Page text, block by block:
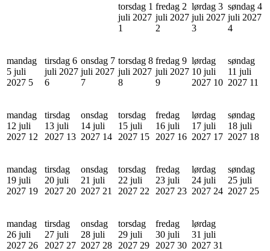
torsdag 1
juli 2027
1
fredag 2
juli 2027
2
lørdag 3
juli 2027
3
søndag 4
juli 2027
4
mandag
5 juli
2027 5
tirsdag 6
juli 2027
6
onsdag 7
juli 2027
7
torsdag 8
juli 2027
8
fredag 9
juli 2027
9
lørdag
10 juli
2027 10
søndag
11 juli
2027 11
mandag
12 juli
2027 12
tirsdag
13 juli
2027 13
onsdag
14 juli
2027 14
torsdag
15 juli
2027 15
fredag
16 juli
2027 16
lørdag
17 juli
2027 17
søndag
18 juli
2027 18
mandag
19 juli
2027 19
tirsdag
20 juli
2027 20
onsdag
21 juli
2027 21
torsdag
22 juli
2027 22
fredag
23 juli
2027 23
lørdag
24 juli
2027 24
søndag
25 juli
2027 25
mandag
26 juli
2027 26
tirsdag
27 juli
2027 27
onsdag
28 juli
2027 28
torsdag
29 juli
2027 29
fredag
30 juli
2027 30
lørdag
31 juli
2027 31